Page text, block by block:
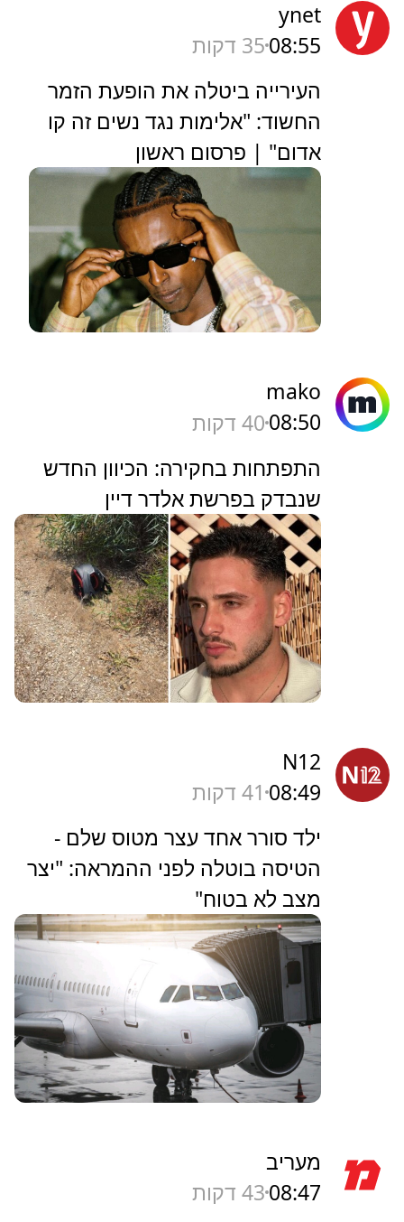
ynet
08:5535 דקות
העירייה ביטלה את הופעת הזמר
החשוד: "אלימות נגד נשים זה קו
אדום" | פרסום ראשון
mako
08:5040 דקות
התפתחות בחקירה: הכיוון החדש
שנבדק בפרשת אלדר דיין
N12
08:49 41 דקות
ילד סורר אחד עצר מטוס שלם -
הטיסה בוטלה לפני ההמראה: "יצר
מצב לא בטוח"
מעריב
08:4743 דקות